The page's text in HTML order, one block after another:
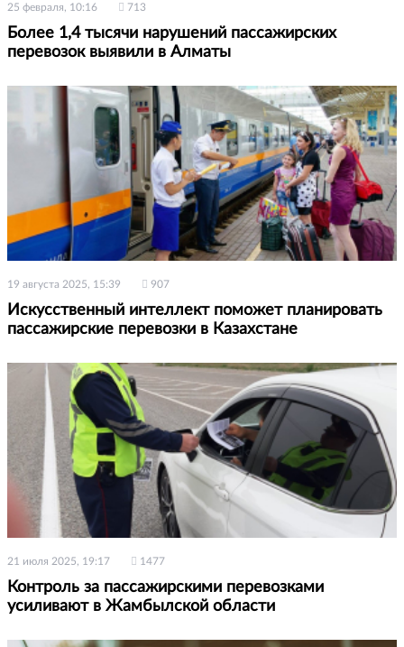
25 февраля, 10:16 713
Более 1,4 тысячи нарушений пассажирских
перевозок выявили в Алматы
19 августа 2025, 15:39 907
Искусственный интеллект поможет планировать
пассажирские перевозки в Казахстане
21 июля 2025, 19:17 1477
Контроль за пассажирскими перевозками
усиливают в Жамбылской области